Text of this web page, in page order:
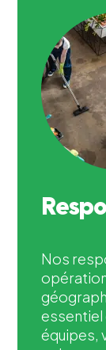
Nos
essentiel
équipes,